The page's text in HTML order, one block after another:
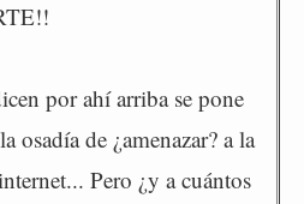
por ahí arriba se pone
de ¿amenazar? a la
Pero ¿y a cuántos